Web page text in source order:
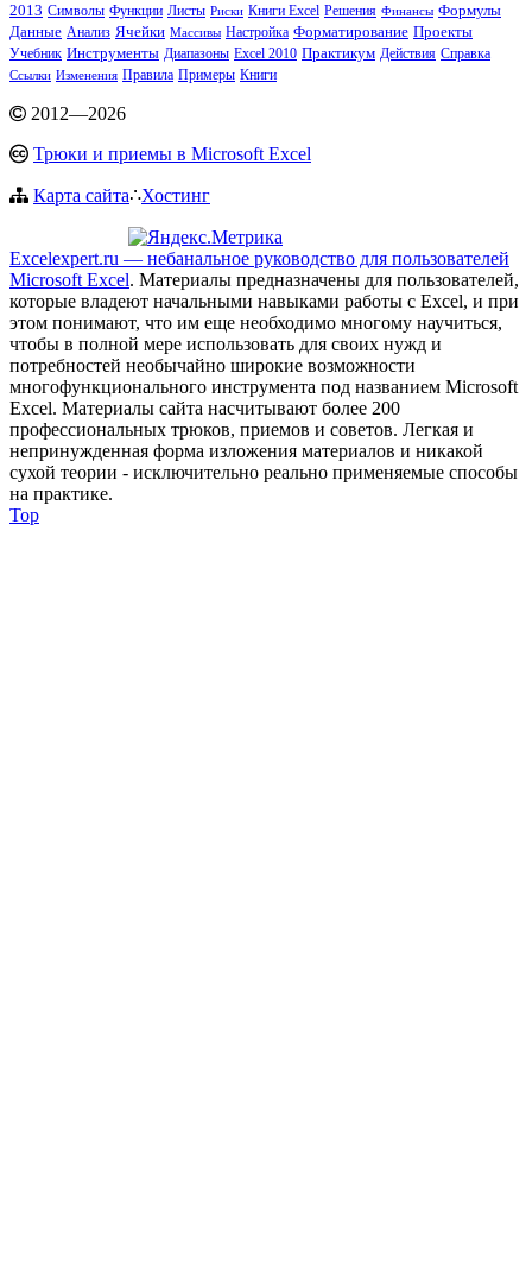
2013 Символы Функции Листы Риски Книги Excel Решения Финансы Формулы
Данные Анализ Ячейки Массивы Настройка Форматирование Проекты
Учебник Инструменты Диапазоны Excel 2010 Практикум Действия Справка
Ссылки Изменения Правила Примеры Книги
2012—2026
Трюки и приемы в Microsoft Excel
Карта сайта∴Хостинг
Excelexpert.ru — небанальное руководство для пользователей
Microsoft Excel. Материалы предназначены для пользователей,
которые владеют начальными навыками работы с Excel, и при
этом понимают, что им еще необходимо многому научиться,
чтобы в полной мере использовать для своих нужд и
потребностей необычайно широкие возможности
многофункционального инструмента под названием Microsoft
Excel. Материалы сайта насчитывают более 200
профессиональных трюков, приемов и советов. Легкая и
непринужденная форма изложения материалов и никакой
сухой теории - исключительно реально применяемые способы
на практике.
Top